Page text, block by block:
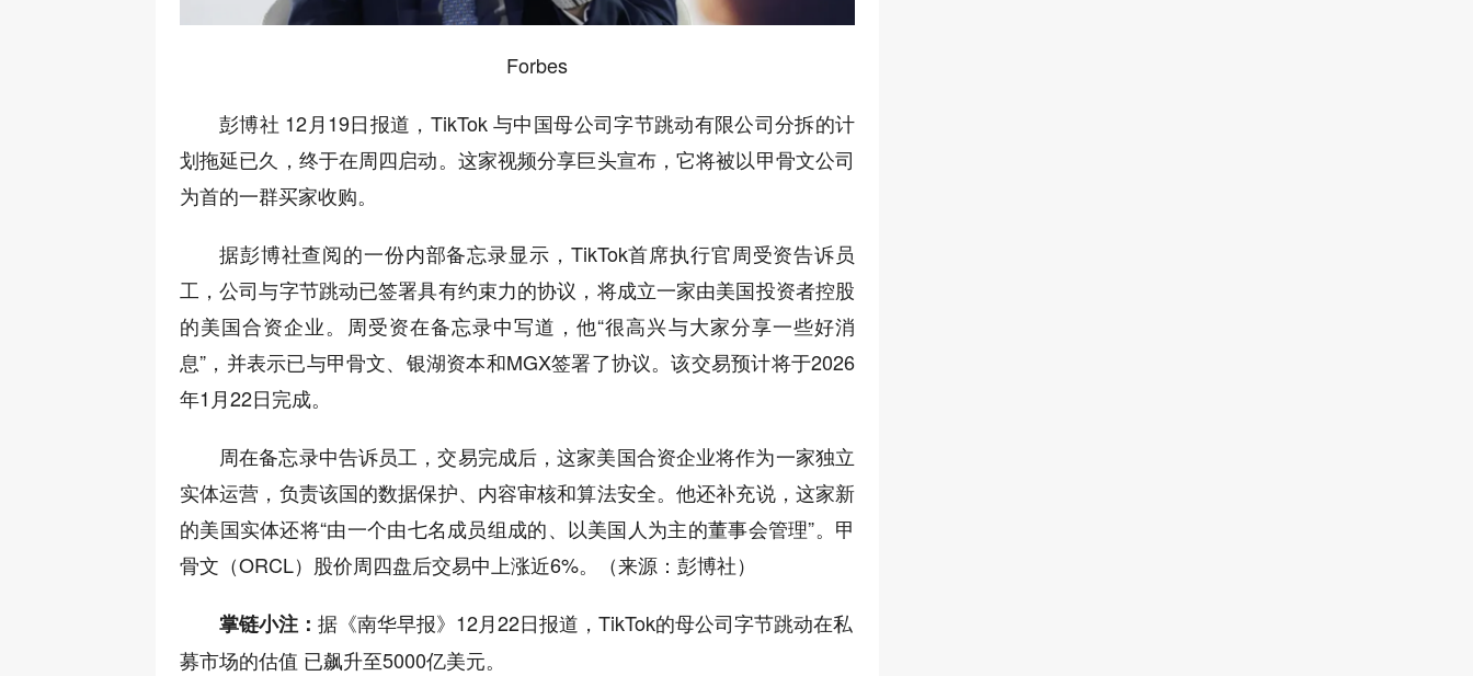
Forbes
彭博社 12月19日报道，TikTok 与中国母公司字节跳动有限公司分拆的计
划拖延已久，终于在周四启动。这家视频分享巨头宣布，它将被以甲骨文公司
为首的一群买家收购。
据彭博社查阅的一份内部备忘录显示，TikTok首席执行官周受资告诉员
工，公司与字节跳动已签署具有约束力的协议，将成立一家由美国投资者控股
的美国合资企业。周受资在备忘录中写道，他“很高兴与大家分享一些好消
息”，并表示已与甲骨文、银湖资本和MGX签署了协议。该交易预计将于2026
年1月22日完成。
周在备忘录中告诉员工，交易完成后，这家美国合资企业将作为一家独立
实体运营，负责该国的数据保护、内容审核和算法安全。他还补充说，这家新
的美国实体还将“由一个由七名成员组成的、以美国人为主的董事会管理”。甲
骨文（ORCL）股价周四盘后交易中上涨近6%。（来源：彭博社）
掌链小注： 据《南华早报》12月22日报道，TikTok的母公司字节跳动在私
募市场的估值 已飙升至5000亿美元。